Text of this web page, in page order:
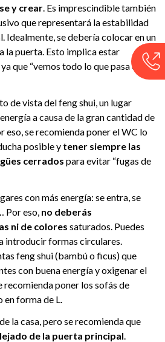
y crear . Es imprescindible también
que representará la estabilidad
Idealmente, se debería colocar en un
la puerta. Esto implica estar
que “vemos todo lo que pasa en la
de vista del feng shui, un lugar
a causa de la gran cantidad de
eso, se recomienda poner el WC lo
posible y tener siempre las
cerrados para evitar “fugas de
con más energía: se entra, se
Por eso, no deberás
ni de colores saturados. Puedes
introducir formas circulares.
feng shui (bambú o ficus) que
con buena energía y oxigenar el
recomienda poner los sofás de
forma de L.
la casa, pero se recomienda que
de la puerta principal